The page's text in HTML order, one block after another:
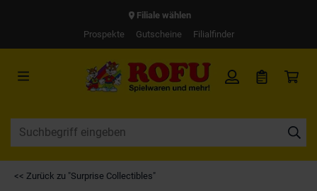
Filiale wählen
Prospekte
Gutscheine Filialfinder
<< Zurück zu "Surprise Collectibles"